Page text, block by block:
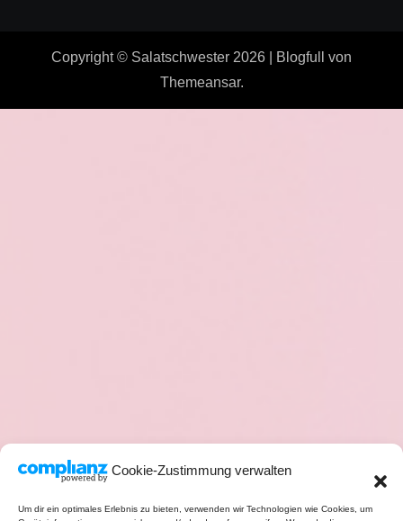
Cookie-Zustimmung verwalten
Um dir ein optimales Erlebnis zu bieten, verwenden wir Technologien wie Cookies, um
Copyright © Salatschwester 2026 Blogfull
von
Themeansar.